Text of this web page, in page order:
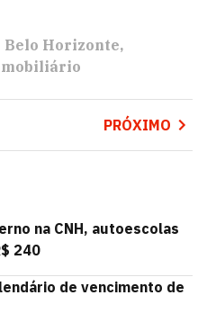
Belo Horizonte
PRÓXIMO
na CNH, autoescolas
240
de vencimento de